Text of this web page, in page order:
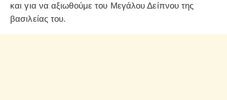
και για να αξιωθούμε του Μεγάλου Δείπνου της
βασιλείας του.